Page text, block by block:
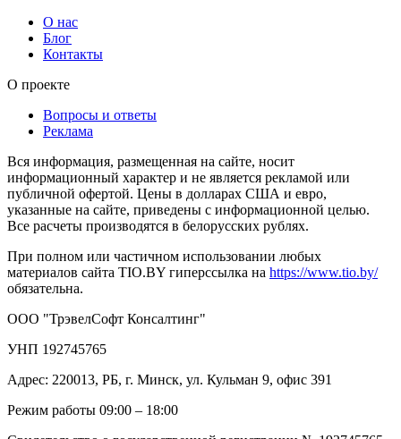
О нас
Блог
Контакты
О проекте
Вопросы и ответы
Реклама
Вся информация, размещенная на сайте, носит
информационный характер и не является рекламой или
публичной офертой. Цены в долларах США и евро,
указанные на сайте, приведены с информационной целью.
Все расчеты производятся в белорусских рублях.
При полном или частичном использовании любых
материалов сайта TIO.BY гиперссылка на https://www.tio.by/
обязательна.
ООО "ТрэвелСофт Консалтинг"
УНП 192745765
Адрес: 220013, РБ, г. Минск, ул. Кульман 9, офис 391
Режим работы 09:00 – 18:00